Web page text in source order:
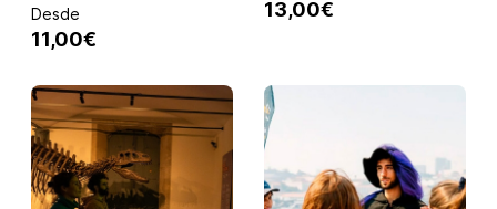
Desde
11,00€
13,00€